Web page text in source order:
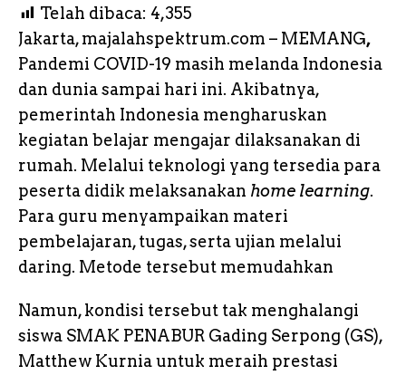
c
e
b
o
o
k
it
te
r
a
ts
A
p
p
n
e a
o
s
e
n
g
e
r
y
p
e
a
il
p
y
n
k
r
Telah dibaca: 4,355
Jakarta, majalahspektrum.com – MEMANG,
Pandemi COVID-19 masih melanda Indonesia
dan dunia sampai hari ini. Akibatnya,
pemerintah Indonesia mengharuskan
kegiatan belajar mengajar dilaksanakan di
rumah. Melalui teknologi yang tersedia para
peserta didik melaksanakan home learning.
Para guru menyampaikan materi
pembelajaran, tugas, serta ujian melalui
daring. Metode tersebut memudahkan
Namun, kondisi tersebut tak menghalangi
siswa SMAK PENABUR Gading Serpong (GS),
Matthew Kurnia untuk meraih prestasi